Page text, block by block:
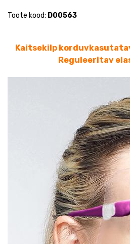
Toote kood: D00563
Kaitsekilp
Reguleeritav